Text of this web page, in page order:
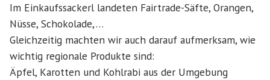
Im Einkaufssackerl landeten Fairtrade-Säfte, Orangen,
Nüsse, Schokolade,…
Gleichzeitig machten wir auch darauf aufmerksam, wie
wichtig regionale Produkte sind:
Äpfel, Karotten und Kohlrabi aus der Umgebung